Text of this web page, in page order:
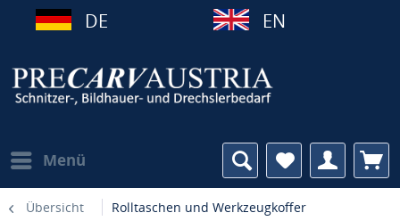
DE EN
Menü
Übersicht Rolltaschen und Werkzeugkoffer